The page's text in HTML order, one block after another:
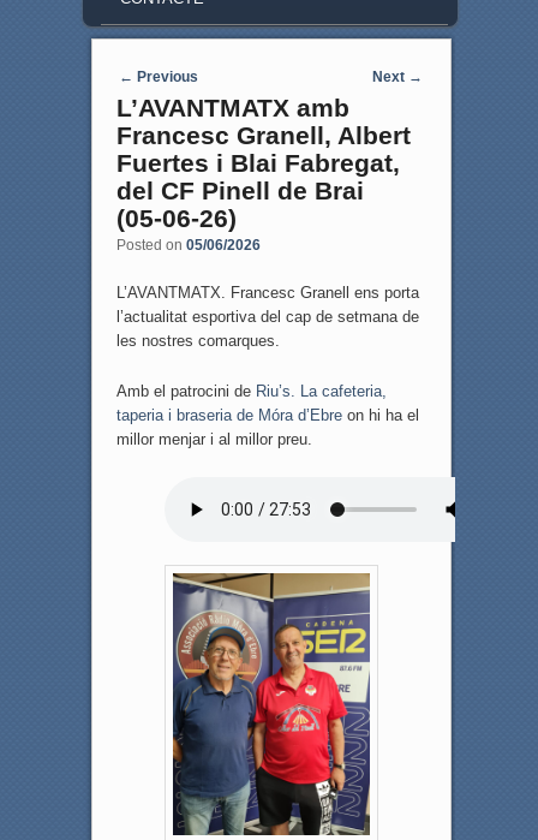
Post navigation
← Previous Next →
L’AVANTMATX amb
Francesc Granell, Albert
Fuertes i Blai Fabregat,
del CF Pinell de Brai
(05-06-26)
Posted on 05/06/2026
L’AVANTMATX. Francesc Granell ens porta
l’actualitat esportiva del cap de setmana de
les nostres comarques.
Amb el patrocini de Riu’s. La cafeteria,
taperia i braseria de Móra d’Ebreon hi ha el
millor menjar i al millor preu.